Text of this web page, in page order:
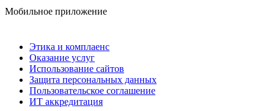
Мобильное приложение
Этика и комплаенс
Оказание услуг
Использование сайтов
Защита персональных данных
Пользовательское соглашение
ИТ аккредитация